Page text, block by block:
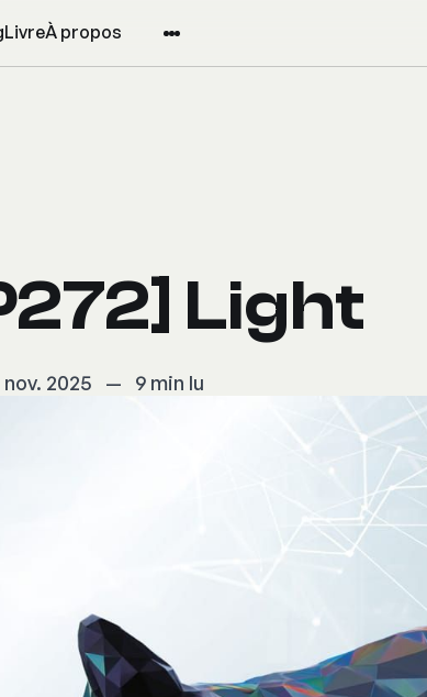
LivreÀ propos
Light
nov. 2025
— 9 min lu